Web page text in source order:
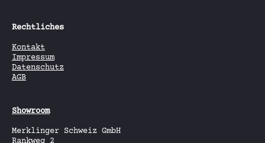
Rechtliches
Kontakt
Impressum
Datenschutz
AGB
Showroom
Merklinger Schweiz GmbH